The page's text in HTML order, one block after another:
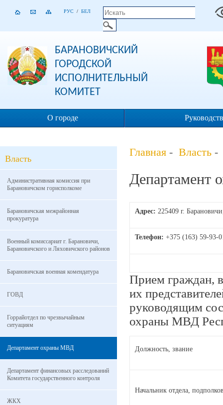
РУС / БЕЛ
БАРАНОВИЧСКИЙ
ГОРОДСКОЙ
ИСПОЛНИТЕЛЬНЫЙ
КОМИТЕТ
О городе
Власть
Административная комиссия при
Барановичском горисполкоме
Барановичская межрайонная
прокуратура
Военный комиссариат г. Барановичи,
Барановичского и Ляховичского районов
Барановичская военная комендатура
ГОВД
Горрайотдел по чрезвычайным
ситуациям
Департамент охраны МВД
Департамент финансовых расследований
Комитета государственного контроля
ЖКХ
Главная - Власть -
Департамент
Адрес: 225409 г.
Телефон: +375 (163) 59-93-
Прием граждан,
их
руководящим
охраны МВД
Должность, звание
Начальник отдела,